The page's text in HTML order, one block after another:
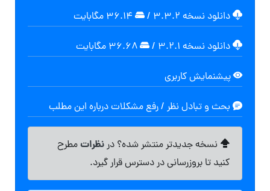
دانلود نسخه ۳.۳.۲ /
دانلود نسخه ۳.۲.۱ /
پیشنمایش کاربری
بحث و تبادل نظر / رفع مشکلات درباره این مطلب
نسخه جدیدتر منتشر شده؟ درنظراتمطرح
کنید تا بروزرسانی در دسترس قرار گیرد.